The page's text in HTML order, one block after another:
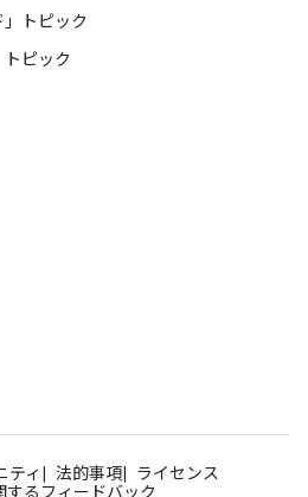
トピック
ピック
ティ 法的事項
ライセンス
するフィードバック